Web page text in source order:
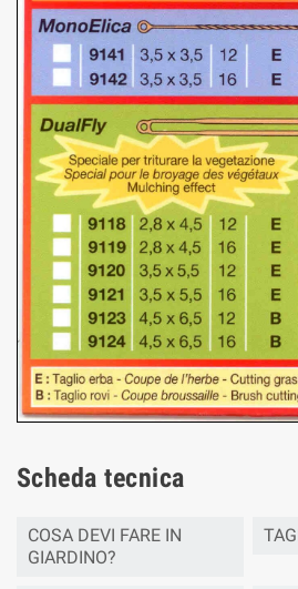
Scheda tecnica
COSA DEVI FARE IN
GIARDINO?